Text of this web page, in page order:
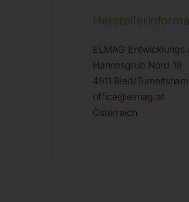
ELMAG Entwicklungs
Hannesgrub Nord 19
4911 Ried/Tumeltsham
office@elmag.at
Österreich